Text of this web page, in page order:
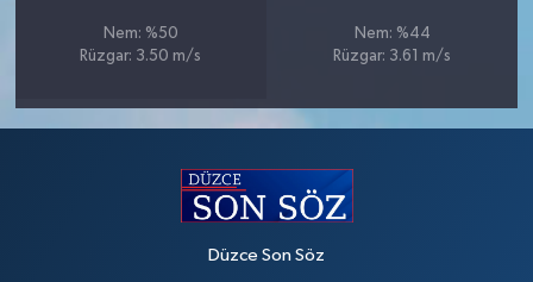
Nem: %50
Rüzgar: 3.50 m/s
Nem: %44
Rüzgar: 3.61 m/s
Düzce Son Söz